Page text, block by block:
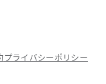
プライバシーポリシー